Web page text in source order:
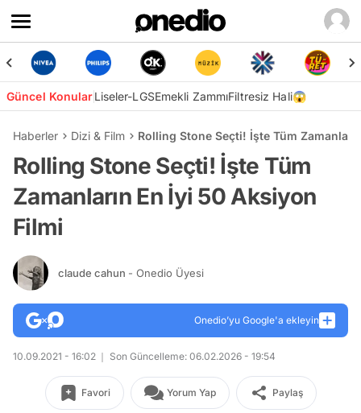
Güncel KonularLiseler-LGSEmekli ZammıFiltresiz Hali😱
Haberler Dizi & Film Rolling Stone Seçti! İşte Tüm
Rolling Stone Seçti! İşte Tüm
Zamanların En İyi 50 Aksiyon
Filmi
claude cahun - Onedio Üyesi
Onedio’yu Google'a ekleyin
10.09.2021 - 16:02 Son Güncelleme: 06.02.2026 - 19:54
Favori Yorum Yap Paylaş